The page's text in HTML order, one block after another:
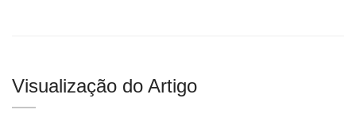
Visualização do Artigo